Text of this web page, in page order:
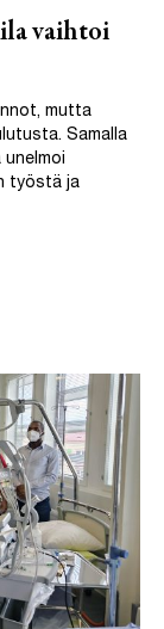
vaihtoi
mutta
Samalla
työstä ja